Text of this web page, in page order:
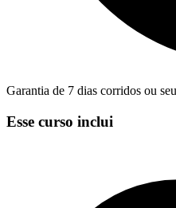
Garantia de 7 dias corridos ou
Esse curso inclui